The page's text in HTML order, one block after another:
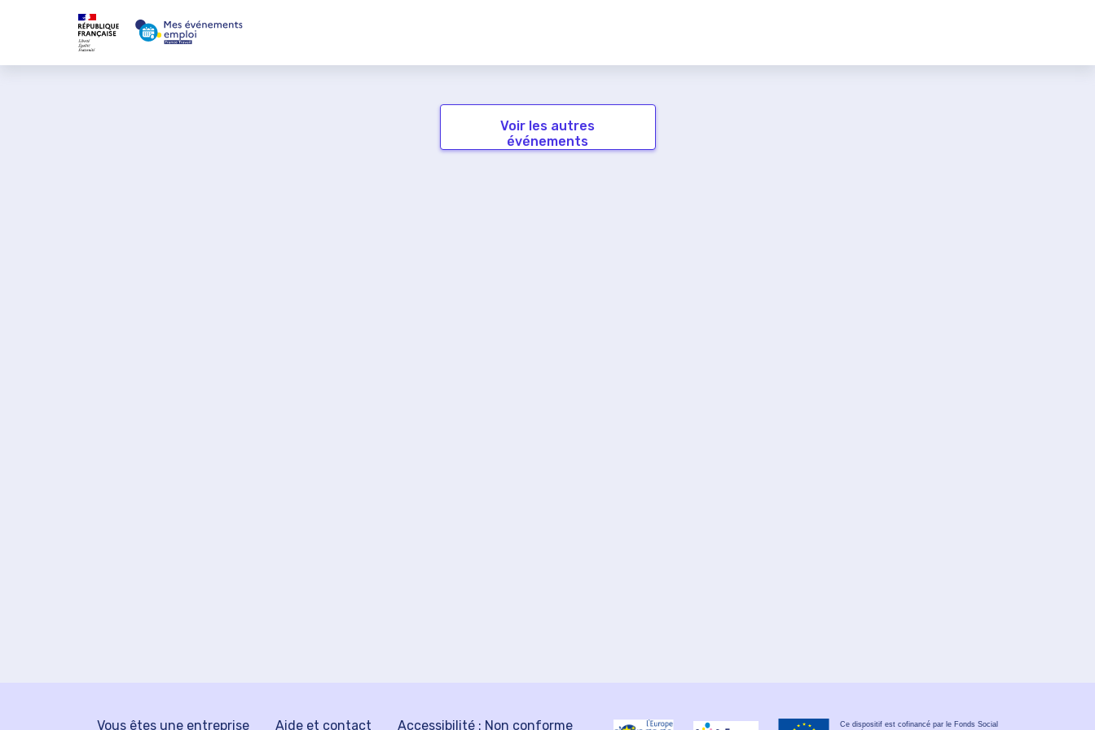
Voir les autres
événements
Vous êtes une entreprise Aide et contact Accessibilité : Non conforme
Ce dispositif est cofinancé par le Fonds Social